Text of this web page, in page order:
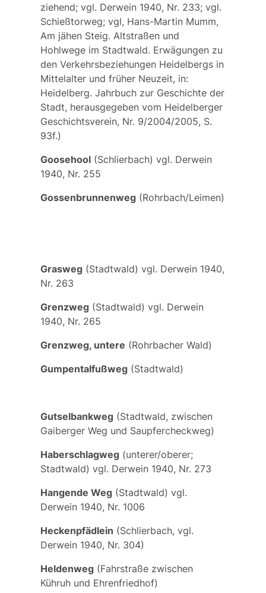
ziehend; vgl. Derwein 1940, Nr. 233; vgl.
Schießtorweg; vgl, Hans-Martin Mumm,
Am jähen Steig. Altstraßen und
Hohlwege im Stadtwald. Erwägungen zu
den Verkehrsbeziehungen Heidelbergs in
Mittelalter und früher Neuzeit, in:
Heidelberg. Jahrbuch zur Geschichte der
Stadt, herausgegeben vom Heidelberger
Geschichtsverein, Nr. 9/2004/2005, S.
93f.)
Goosehool(Schlierbach) vgl. Derwein
1940, Nr. 255
Gossenbrunnenweg(Rohrbach/Leimen)
Grasweg(Stadtwald) vgl. Derwein 1940,
Nr. 263
Grenzweg(Stadtwald) vgl. Derwein
1940, Nr. 265
Grenzweg, untere (Rohrbacher Wald)
Gumpentalfußweg(Stadtwald)
Gutselbankweg(Stadtwald, zwischen
Gaiberger Weg und Saupfercheckweg)
Haberschlagweg(unterer/oberer;
Stadtwald) vgl. Derwein 1940, Nr. 273
Hangende Weg(Stadtwald) vgl.
Derwein 1940, Nr. 1006
Heckenpfädlein (Schlierbach, vgl.
Derwein 1940, Nr. 304)
Heldenweg(Fahrstraße zwischen
Kühruh und Ehrenfriedhof)